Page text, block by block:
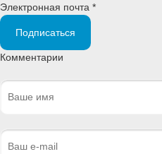
Электронная почта *
Подписаться
Комментарии